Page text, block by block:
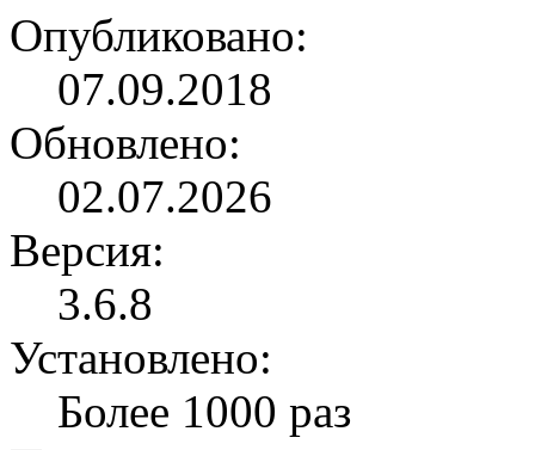
Опубликовано:
07.09.2018
Обновлено:
02.07.2026
Версия:
3.6.8
Установлено:
Более 1000 раз